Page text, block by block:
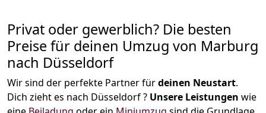
Privat oder gewerblich? Die besten
Preise für deinen Umzug von Marburg
nach Düsseldorf
Wir sind der perfekte Partner fürdeinen Neustart.
Dich zieht es nach Düsseldorf ? Unsere Leistungen wie